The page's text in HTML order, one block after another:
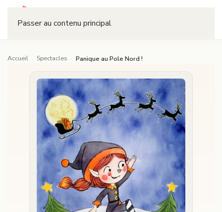
Passer au contenu principal
Accueil Spectacles Panique au Pole Nord !